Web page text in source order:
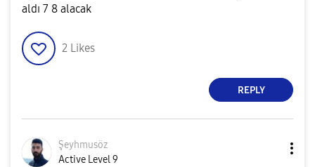
aldı 7 8 alacak
2 Likes
REPLY
Şeyhmusöz
Active Level 9